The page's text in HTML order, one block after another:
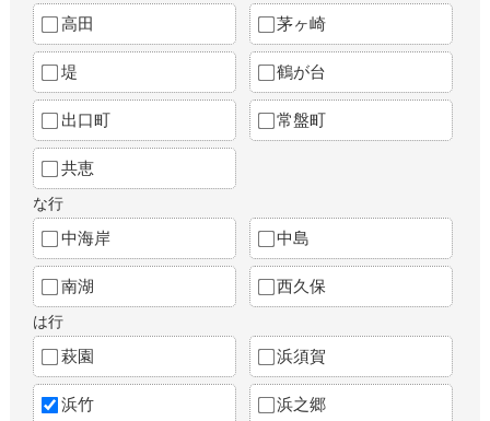
高田 茅ヶ崎
堤 鶴が台
出口町 常盤町
共恵
な行
中海岸 中島
南湖 西久保
は行
萩園 浜須賀
浜竹 浜之郷